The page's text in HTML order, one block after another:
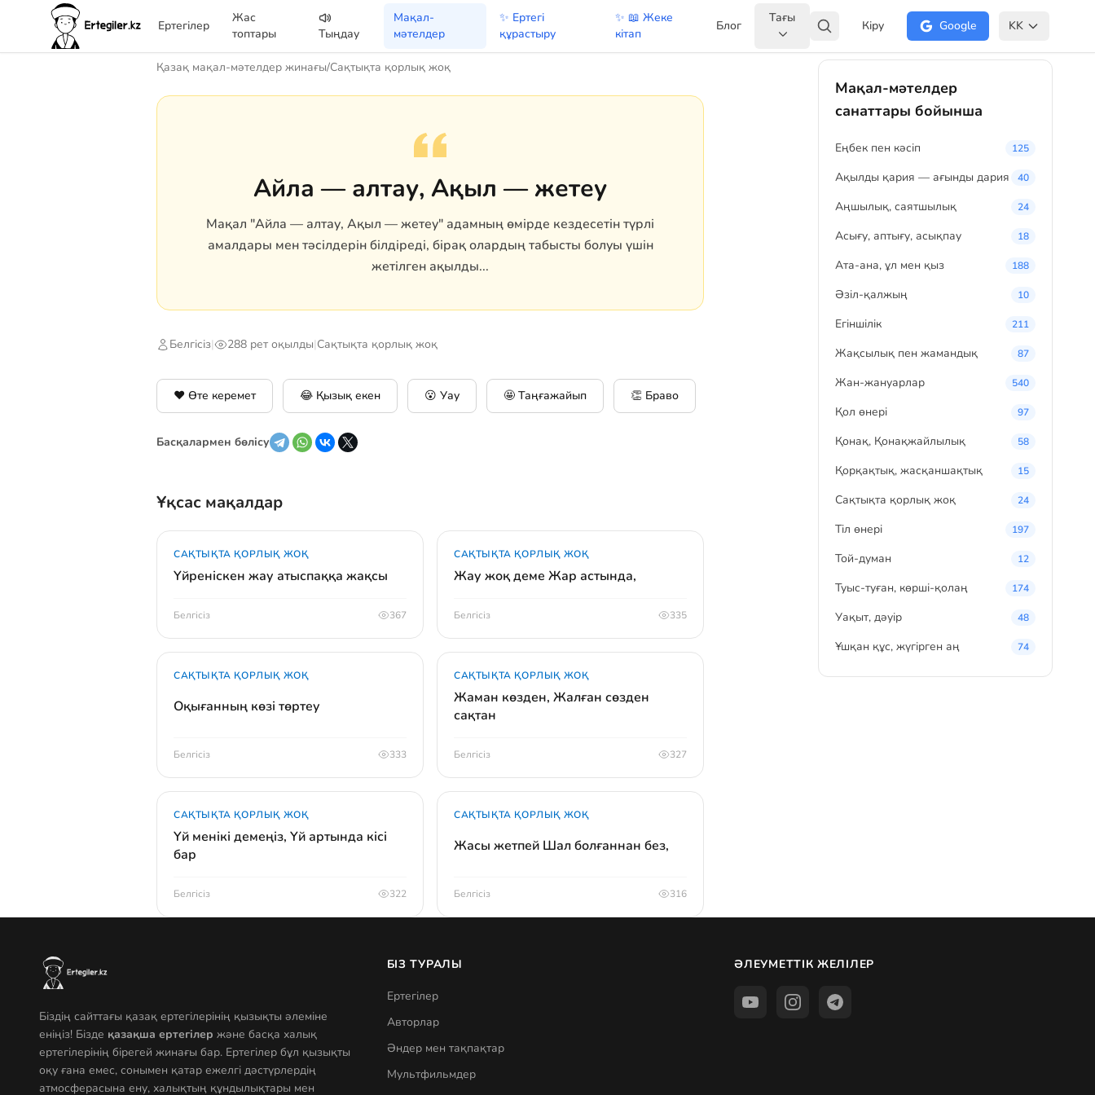
Ертегілер
Жас
топтары
Тыңдау
Мақал-
мәтелдер
✨ Ертегі
құрастыру
✨ 📖 Жеке
кітап
Блог
Тағы
Кіру Google KK
Қазақ мақал-мәтелдер жинағы/Сақтықта қорлық жоқ
Айла — алтау, Ақыл — жетеу
Мақал "Айла — алтау, Ақыл — жетеу" адамның өмірде кездесетін түрлі
амалдары мен тәсілдерін білдіреді, бірақ олардың табысты болуы үшін
жетілген ақылды...
Белгісіз| 288 рет оқылды|Сақтықта қорлық жоқ
❤️ Өте керемет 😂 Қызық екен 😮 Уау 🤩 Таңғажайып 👏 Браво
Басқалармен бөлісу
Ұқсас мақалдар
САҚТЫҚТА ҚОРЛЫҚ ЖОҚ
Үйреніскен жау атыспаққа жақсы
Белгісіз 367
САҚТЫҚТА ҚОРЛЫҚ ЖОҚ
Жау жоқ деме Жар астында,
Белгісіз 335
САҚТЫҚТА ҚОРЛЫҚ ЖОҚ
Оқығанның көзі төртеу
Белгісіз 333
САҚТЫҚТА ҚОРЛЫҚ ЖОҚ
Жаман көзден, Жалған сөзден
сақтан
Белгісіз 327
САҚТЫҚТА ҚОРЛЫҚ ЖОҚ
Үй менікі демеңіз, Үй артында кісі
бар
Белгісіз 322
САҚТЫҚТА ҚОРЛЫҚ ЖОҚ
Жасы жетпей Шал болғаннан без,
Белгісіз 316
Мақал-мәтелдер
санаттары бойынша
Eңбек пен кәсіп 125
Ақылды қария — ағынды дария 40
Аңшылық, саятшылық 24
Асығу, аптығу, асықпау 18
Ата-ана, ұл мен қыз 188
Әзіл-қалжың 10
Егіншілік 211
Жақсылық пен жамандық 87
Жан-жануарлар 540
Қол өнері 97
Қонақ, Қонақжайлылық 58
Қорқақтық, жасқаншақтық 15
Сақтықта қорлық жоқ 24
Тіл өнері 197
Той-думан 12
Туыс-туған, көрші-қолаң 174
Уақыт, дәуір 48
Ұшқан құс, жүгірген аң 74
Біздің сайттағы қазақ ертегілерінің қызықты әлеміне
еніңіз! Бізде қазақша ертегілер және басқа халық
ертегілерінің бірегей жинағы бар. Ертегілер бұл қызықты
оқу ғана емес, сонымен қатар ежелгі дәстүрлердің
атмосферасына ену, халықтың құндылықтары мен
БІЗ ТУРАЛЫ
Ертегілер
Авторлар
Әндер мен тақпақтар
Мультфильмдер
ӘЛЕУМЕТТІК ЖЕЛІЛЕР